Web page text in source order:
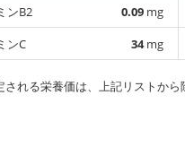
ンB2
0.09 mg
ンC
34mg
れる栄養価は、上記リストから